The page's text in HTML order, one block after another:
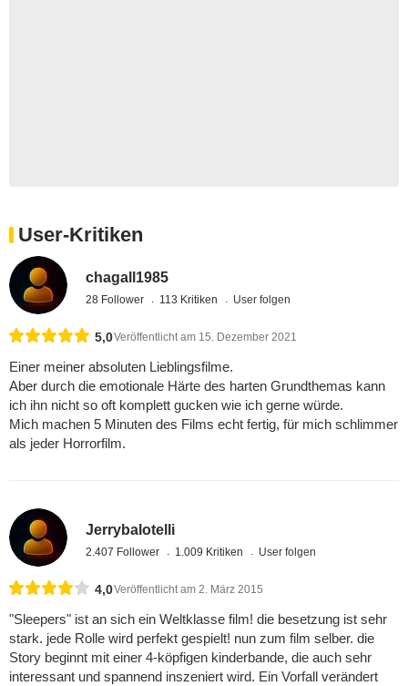
User-Kritiken
chagall1985
28 Follower 113 Kritiken User folgen
5,0Veröffentlicht am 15. Dezember 2021
Einer meiner absoluten Lieblingsfilme.
Aber durch die emotionale Härte des harten Grundthemas kann
ich ihn nicht so oft komplett gucken wie ich gerne würde.
Mich machen 5 Minuten des Films echt fertig, für mich schlimmer
als jeder Horrorfilm.
Jerrybalotelli
2.407 Follower 1.009 Kritiken User folgen
4,0Veröffentlicht am 2. März 2015
"Sleepers" ist an sich ein Weltklasse film! die besetzung ist sehr
stark. jede Rolle wird perfekt gespielt! nun zum film selber. die
Story beginnt mit einer 4-köpfigen kinderbande, die auch sehr
interessant und spannend inszeniert wird. Ein Vorfall verändert